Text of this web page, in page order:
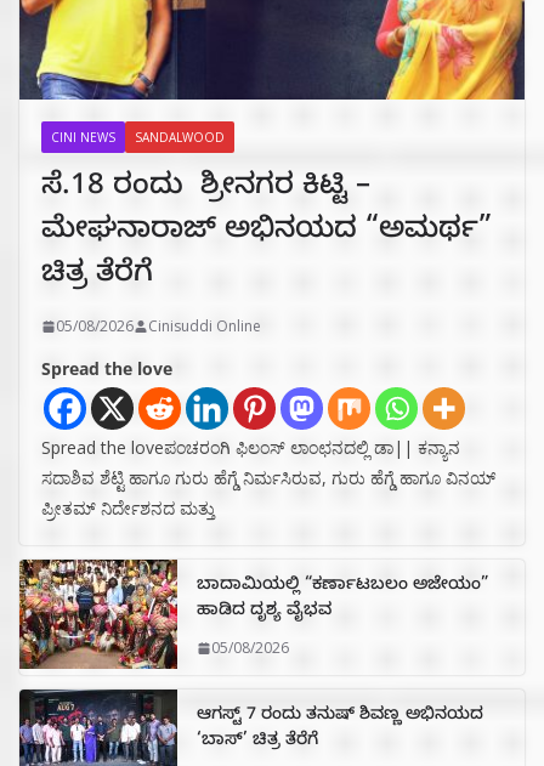
CINI NEWS SANDALWOOD
ಸೆ.18 ರಂದು ಶ್ರೀನಗರ ಕಿಟ್ಟಿ –
ಮೇಘನಾರಾಜ್ ಅಭಿನಯದ “ಅಮರ್ಥ”
ಚಿತ್ರ ತೆರೆಗೆ
05/08/2026 Cinisuddi Online
Spread the love
Spread the loveಪಂಚರಂಗಿ ಫಿಲಂಸ್ ಲಾಂಛನದಲ್ಲಿ ಡಾ|| ಕನ್ಯಾನ
ಸದಾಶಿವ ಶೆಟ್ಟಿ ಹಾಗೂ ಗುರು ಹೆಗ್ಡೆ ನಿರ್ಮಸಿರುವ, ಗುರು ಹೆಗ್ಡೆ ಹಾಗೂ ವಿನಯ್
ಪ್ರೀತಮ್ ನಿರ್ದೇಶನದ ಮತ್ತು
ಬಾದಾಮಿಯಲ್ಲಿ “ಕರ್ಣಾಟಬಲಂ ಅಜೇಯಂ”
ಹಾಡಿದ ದೃಶ್ಯ ವೈಭವ
05/08/2026
ಆಗಸ್ಟ್ 7 ರಂದು ತನುಷ್ ಶಿವಣ್ಣ ಅಭಿನಯದ
‘ಬಾಸ್’ ಚಿತ್ರ ತೆರೆಗೆ